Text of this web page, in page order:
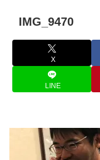
IMG_9470
X
LINE